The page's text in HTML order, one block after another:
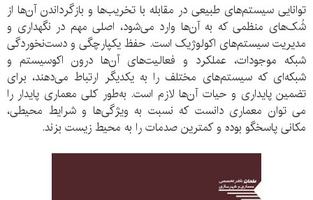
توانایی سیستم‌های طبیعی در مقابله با تخریب‌ها و بازگرداندن آن‌ها از
شُک‌های منظمی که به آن‌ها وارد می‌شود، اصلی مهم در نگهداری و
مدیریت سیستم‌های اکولوژیک است. حفظ یکپارچگی و دست‌نخوردگی
شبکه موجودات، عملکرد و فعالیت‌های آن‌ها درون اکوسیستم و
شبکه‌ای که سیستم‌های مختلف را به یکدیگر ارتباط می‌دهند، برای
تضمین پایداری و حیات آن‌ها لازم است. به‌طور کلی معماری پایدار را
می توان معماری دانست که نسبت به ویژگی‌ها و شرایط محیطی،
مکانی پاسخگو بوده و کمترین صدمات را به محیط زیست بزند.